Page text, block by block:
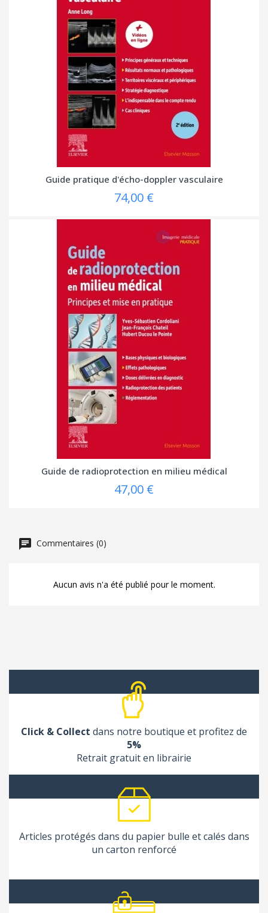
Guide pratique d'écho-doppler vasculaire
74,00 €
Guide de radioprotection en milieu médical
47,00 €
Commentaires (0)
Aucun avis n'a été publié pour le moment.
Click & Collect dans notre boutique et profitez de
5%
Retrait gratuit en librairie
Articles protégés dans du papier bulle et calés dans
un carton renforcé